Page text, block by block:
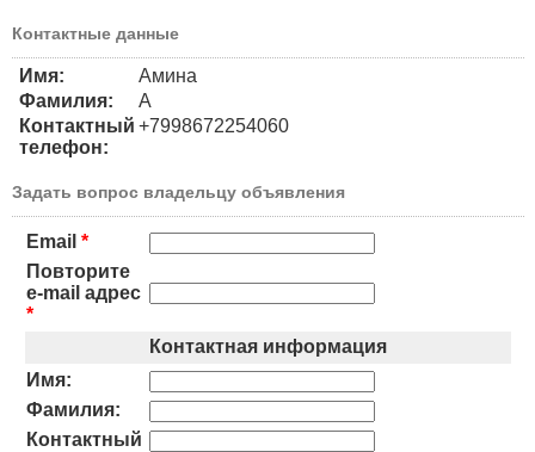
Контактные данные
Имя:
Амина
Фамилия:
А
Контактный
телефон:
+7998672254060
Задать вопрос владельцу объявления
Email *
Повторите
e-mail адрес
*
Контактная информация
Имя:
Фамилия:
Контактный